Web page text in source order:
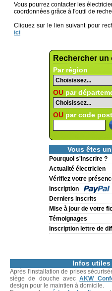
Rechercher un
Par région
OU par
OU par code
Vous êtes
Pourquoi s'inscrire ?
Actualité électricien
Vérifiez votre
Inscription
Derniers inscrits
Mise à jour de votre
Témoignages
Inscription lettre de
Vous pourrez contacter les
coordonnées grâce à l'outil de
Cliquez sur le lien suivant pour
ici
Infos utiles
Après l'installation de prises
siège de douche avecAKW
design pour le maintien à domicile.